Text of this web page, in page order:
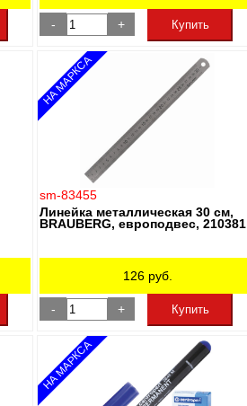
- + Купить
НА МАРКСА
sm-83455
Линейка металлическая 30 см,
BRAUBERG, европодвес, 210381
126руб.
- + Купить
НА МАРКСА